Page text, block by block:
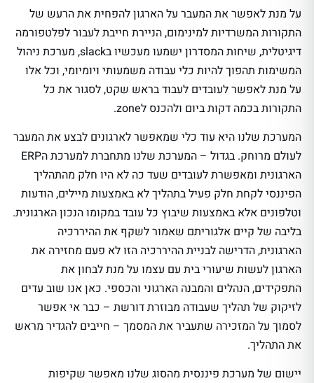
על מנת לאפשר את המעבר על הארגון להפחית את הרעש של
התקורות המשרדיות למינימום, הניירת חייבת לעבור לפלטפורמה
דיגיטלית, שיחות המסדרון ישמעו מעכשיו בslack, מערכת ניהול
המשימות תהפוך להיות כלי עבודה משמעותי ויומיומי, וכל אלו
על מנת לאפשר לעובדים לעבוד בראש שקט, לסגור את כל
התקורות בכמה דקות ביום ולהכנס לzone.
המערכת שלנו היא עוד כלי שמאפשר לארגונים לבצע את המעבר
לעולם מרוחק. בגדול – המערכת שלנו מתחברת למערכת הERP
הארגונית ומאפשרת לעובדים שעד כה לא היו חלק מהתהליך
הפיננסי לקחת חלק פעיל בתהליך לא באמצעות מיילים, הודעות
וטלפונים אלא באמצעות שיבוץ כל עובד במקומו הנכון הארגונית.
בליבה של קיים אלגוריתם שאמור לשקף את ההיררכיה
הארגונית, הדרישה לבניית ההיררכיה הזו לא פעם מחזירה את
הארגון לעשות שיעורי בית עם עצמו על מנת לבחון את
התפקידים, הנהלים והמבנה הארגוני והכספי. כאן אנו שוב עדים
לזיקוק של תהליך שעבודה מבוזרת דורשת – כבר אי אפשר
לסמוך על המזכירה שתעביר את המסמך – חייבים להגדיר מראש
את התהליך.
יישום של מערכת פיננסית מהסוג שלנו מאפשר שקיפות